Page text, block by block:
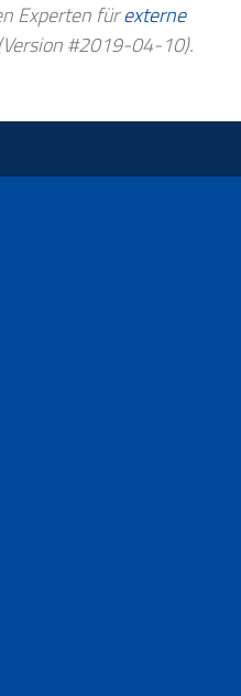
Experten fürexterne
#2019-04-10).